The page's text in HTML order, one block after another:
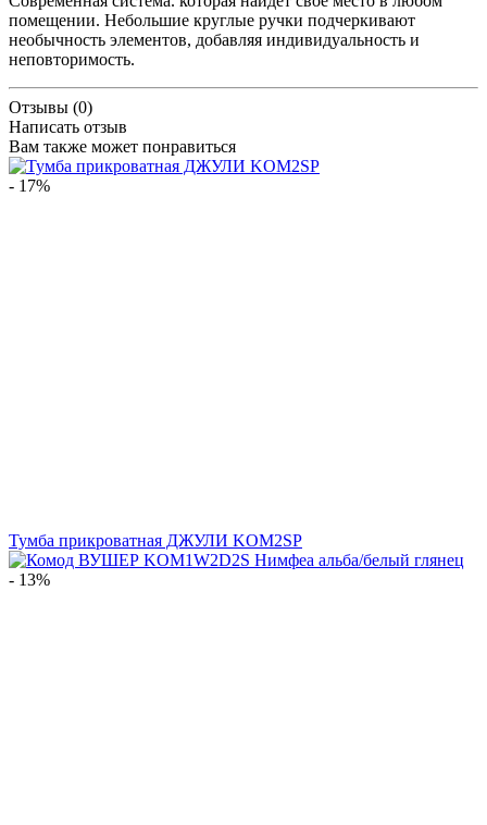
помещении. Небольшие круглые ручки подчеркивают
необычность элементов, добавляя индивидуальность и
неповторимость.
Отзывы (0)
Написать отзыв
Вам также может понравиться
- 17%
Тумба прикроватная ДЖУЛИ KOM2SP
- 13%